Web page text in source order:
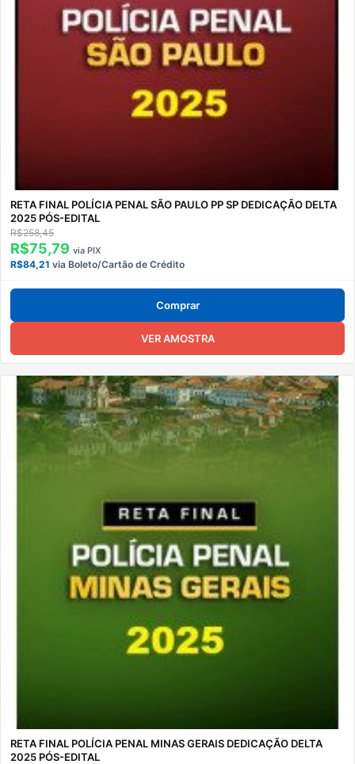
RETA FINAL POLÍCIA PENAL SÃO PAULO PP SP DEDICAÇÃO DELTA
2025 PÓS-EDITAL
R$258,45
R$75,79 via PIX
R$84,21 via Boleto/Cartão de Crédito
Comprar
VER AMOSTRA
RETA FINAL POLÍCIA PENAL MINAS GERAIS DEDICAÇÃO DELTA
2025 PÓS-EDITAL